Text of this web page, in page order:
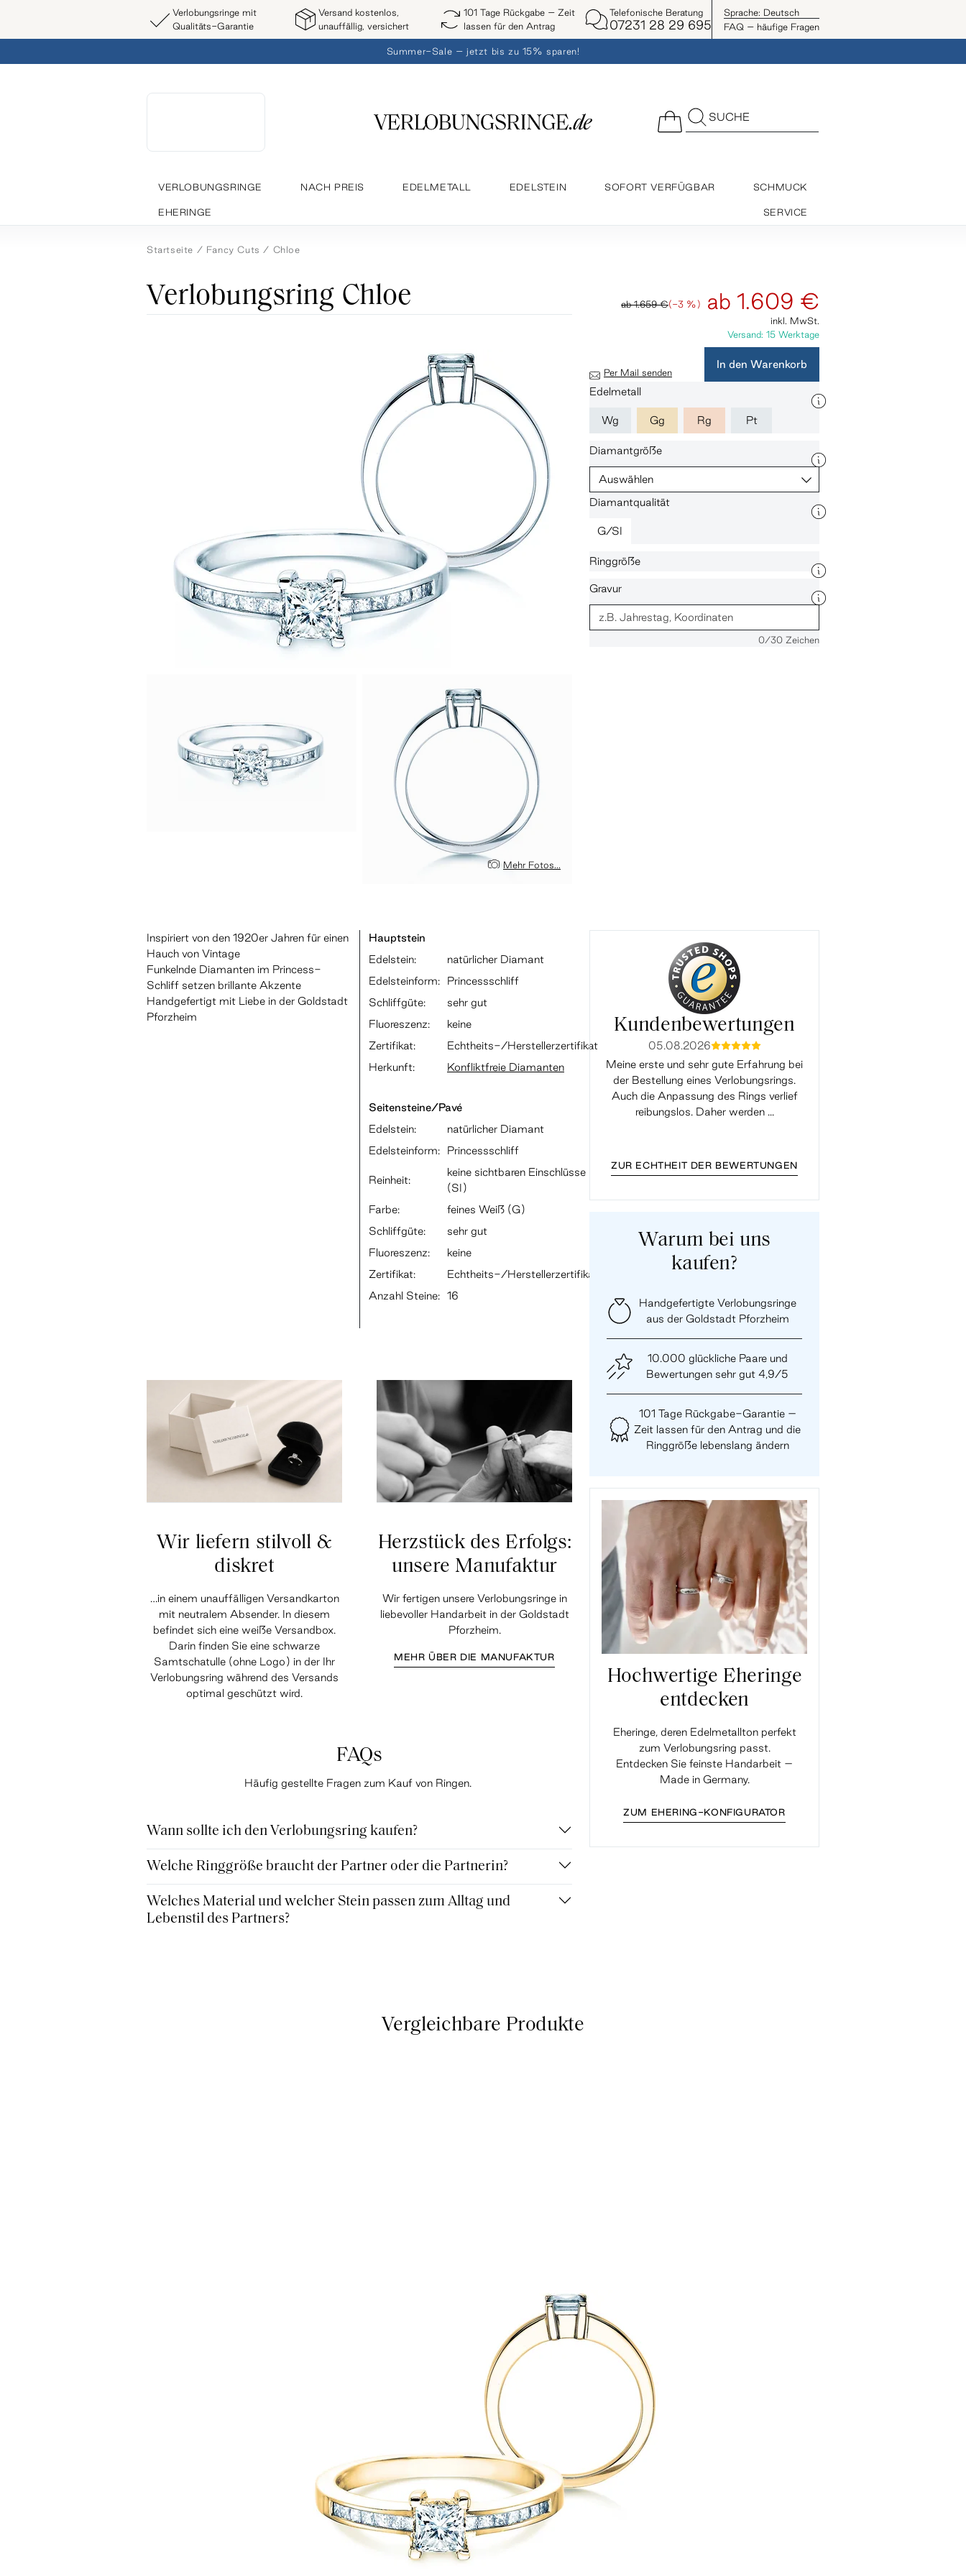
Verlobungsringe mit
Qualitäts-Garantie
Versand kostenlos,
unauffällig, versichert
101 Tage Rückgabe – Zeit
lassen für den Antrag
Telefonische Beratung
07231 28 29 695
Sprache: Deutsch
FAQ – häufige Fragen
Summer-Sale – jetzt bis zu 15% sparen!
SUCHE
VERLOBUNGSRINGE NACH PREIS EDELMETALL EDELSTEIN SOFORT VERFÜGBAR SCHMUCK
EHERINGE SERVICE
Startseite Fancy Cuts Chloe
Verlobungsring Chloe
Mehr Fotos...
ab1.659 €(-3 %) ab 1.609 €
inkl. MwSt.
Versand: 15 Werktage
Per Mail senden
In den Warenkorb
Edelmetall
Wg Gg Rg Pt
Diamantgröße
Auswählen
Diamantqualität
G/SI
Ringgröße
Gravur
0/30 Zeichen
Inspiriert von den 1920er Jahren für einen
Hauch von Vintage
Funkelnde Diamanten im Princess-
Schliff setzen brillante Akzente
Handgefertigt mit Liebe in der Goldstadt
Pforzheim
Hauptstein
Edelstein:
natürlicher Diamant
Edelsteinform:
Princessschliff
Schliffgüte:
sehr gut
Fluoreszenz:
keine
Zertifikat:
Echtheits-/Herstellerzertifikat
Herkunft:
Konfliktfreie Diamanten
Seitensteine/Pavé
Edelstein:
natürlicher Diamant
Edelsteinform:
Princessschliff
Reinheit:
keine sichtbaren Einschlüsse
(SI)
Farbe:
feines Weiß (G)
Schliffgüte:
sehr gut
Fluoreszenz:
keine
Zertifikat:
Echtheits-/Herstellerzertifikat
Anzahl Steine: 16
Wir liefern stilvoll &
diskret
…in einem unauffälligen Versandkarton
mit neutralem Absender. In diesem
befindet sich eine weiße Versandbox.
Darin finden Sie eine schwarze
Samtschatulle (ohne Logo) in der Ihr
Verlobungsring während des Versands
optimal geschützt wird.
Herzstück des Erfolgs:
unsere Manufaktur
Wir fertigen unsere Verlobungsringe in
liebevoller Handarbeit in der Goldstadt
Pforzheim.
MEHR ÜBER DIE MANUFAKTUR
FAQs
Häufig gestellte Fragen zum Kauf von Ringen.
Wann sollte ich den Verlobungsring kaufen?
Welche Ringgröße braucht der Partner oder die Partnerin?
Welches Material und welcher Stein passen zum Alltag und
Lebenstil des Partners?
Kundenbewertungen
05.08.2026mmmmm
Meine erste und sehr gute Erfahrung bei
der Bestellung eines Verlobungsrings.
Auch die Anpassung des Rings verlief
reibungslos. Daher werden ...
ZUR ECHTHEIT DER BEWERTUNGEN
Warum bei uns
kaufen?
Handgefertigte Verlobungsringe
aus der Goldstadt Pforzheim
10.000 glückliche Paare und
Bewertungen sehr gut 4,9/5
101 Tage Rückgabe-Garantie –
Zeit lassen für den Antrag und die
Ringgröße lebenslang ändern
Hochwertige Eheringe
entdecken
Eheringe, deren Edelmetallton perfekt
zum Verlobungsring passt.
Entdecken Sie feinste Handarbeit –
Made in Germany.
ZUM EHERING-KONFIGURATOR
Vergleichbare Produkte